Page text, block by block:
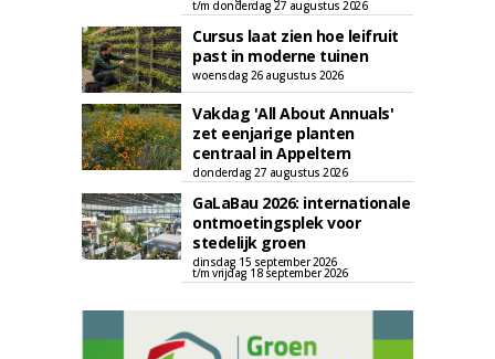
t/m donderdag 27 augustus 2026
Cursus laat zien hoe leifruit
past in moderne tuinen
woensdag 26 augustus 2026
Vakdag 'All About Annuals'
zet eenjarige planten
centraal in Appeltern
donderdag 27 augustus 2026
GaLaBau 2026: internationale
ontmoetingsplek voor
stedelijk groen
dinsdag 15 september 2026
t/m vrijdag 18 september 2026